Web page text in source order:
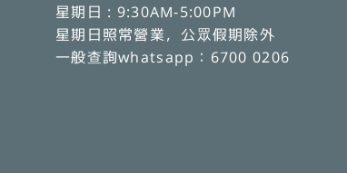
星期日 : 9:30AM-5:00PM
星期日照常營業，公眾假期除外
一般查詢whatsapp：6700 0206